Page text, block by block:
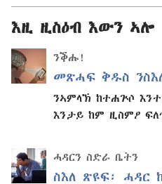
እዚ ዚስዕብ እውን ኣሎ
ንቕሑ!
መጽሓፍ ቅዱስ
ንኣምላኽ ከተሐጕሶ
እንታይ ከም ዚስምዖ
ሓዳርን ስድራ ቤትን
ስእለ ጽዩፍ፡ ሓዳር